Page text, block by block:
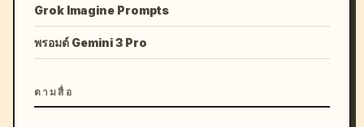
Grok Imagine Prompts
พรอมต์ Gemini 3 Pro
ตามสื่อ